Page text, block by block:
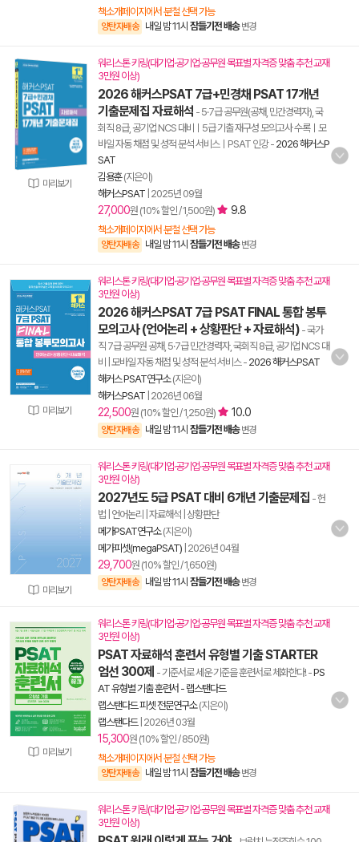
책소개페이지에서 분철 선택 가능
양탄자배송 내일 밤 11시 잠들기전 배송 변경
미리보기
워리스톤 키링(대기업·공기업·공무원 목표별 자격증 맞춤 추천 교재
3만원 이상)
2026 해커스PSAT 7급+민경채 PSAT 17개년
기출문제집 자료해석 - 5·7급 공무원(공채, 민간경력자), 국
회직 8급, 공기업 NCS 대비ㅣ5급 기출 재구성 모의고사 수록ㅣ모
바일 자동 채점 및 성적 분석 서비스ㅣPSAT 인강- 2026 해커스P
SAT
김용훈(지은이)
해커스PSAT 2025년 09월
27,000원 (10% 할인 / 1,500원) 9.8
책소개페이지에서 분철 선택 가능
양탄자배송 내일 밤 11시 잠들기전 배송 변경
미리보기
워리스톤 키링(대기업·공기업·공무원 목표별 자격증 맞춤 추천 교재
3만원 이상)
2026 해커스PSAT 7급 PSAT FINAL 통합 봉투
모의고사 (언어논리 + 상황판단 + 자료해석) - 국가
직 7급 공무원 공채, 5·7급 민간경력자, 국회직 8급, 공기업 NCS 대
비 | 모바일 자동 채점 및 성적 분석 서비스- 2026 해커스PSAT
해커스 PSAT연구소(지은이)
해커스PSAT 2026년 06월
22,500원 (10% 할인 / 1,250원) 10.0
양탄자배송 내일 밤 11시 잠들기전 배송 변경
미리보기
워리스톤 키링(대기업·공기업·공무원 목표별 자격증 맞춤 추천 교재
3만원 이상)
2027년도 5급 PSAT 대비 6개년 기출문제집 - 헌
법 | 언어논리 | 자료해석 | 상황판단
메가PSAT연구소(지은이)
메가피셋(megaPSAT) 2026년 04월
29,700원 (10% 할인 / 1,650원)
양탄자배송 내일 밤 11시 잠들기전 배송 변경
미리보기
워리스톤 키링(대기업·공기업·공무원 목표별 자격증 맞춤 추천 교재
3만원 이상)
PSAT 자료해석 훈련서 유형별 기출 STARTER
엄선 300제 - 기준서로 세운 기준을 훈련서로 체화한다!-PS
AT 유형별 기출 훈련서 - 랩스탠다드
랩스탠다드 피셋 전문연구소(지은이)
랩스탠다드| 2026년 03월
15,300원 (10% 할인 / 850원)
책소개페이지에서 분철 선택 가능
양탄자배송 내일 밤 11시 잠들기전 배송 변경
워리스톤 키링(대기업·공기업·공무원 목표별 자격증 맞춤 추천 교재
3만원 이상)